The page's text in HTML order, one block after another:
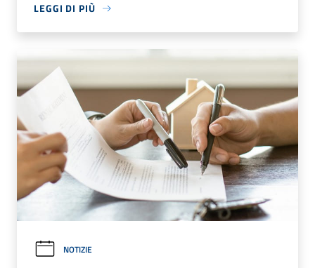
LEGGI DI PIÙ
NOTIZIE